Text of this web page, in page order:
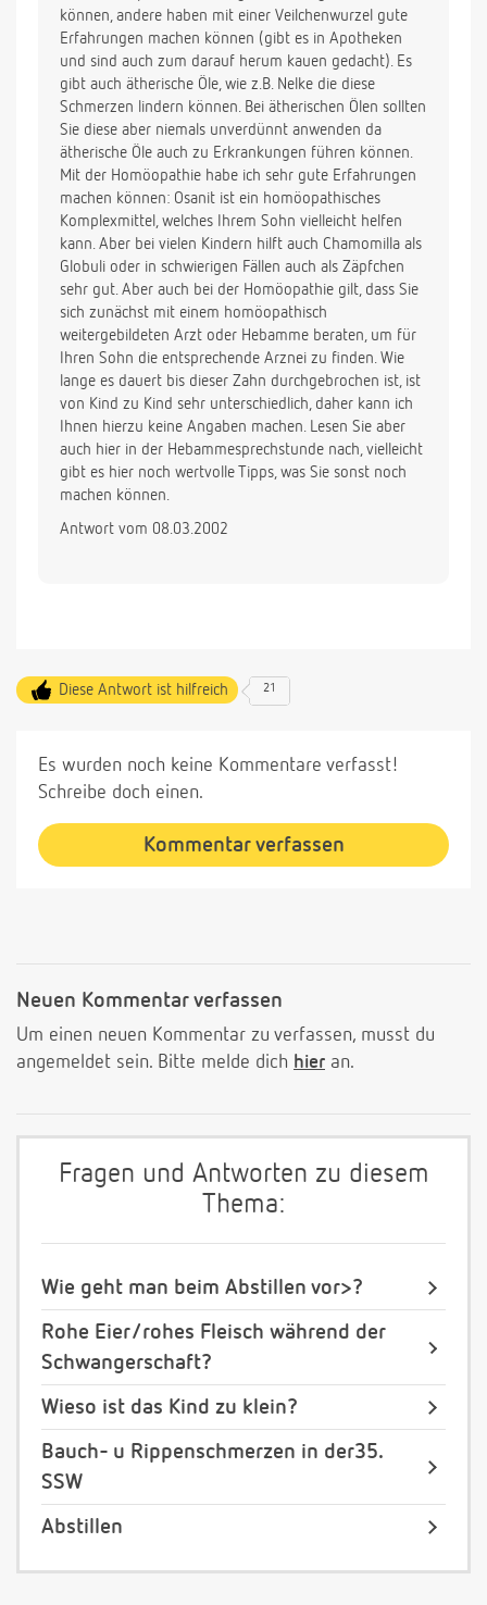
können, andere haben mit einer Veilchenwurzel gute
Erfahrungen machen können (gibt es in Apotheken
und sind auch zum darauf herum kauen gedacht). Es
gibt auch ätherische Öle, wie z.B. Nelke die diese
Schmerzen lindern können. Bei ätherischen Ölen sollten
Sie diese aber niemals unverdünnt anwenden da
ätherische Öle auch zu Erkrankungen führen können.
Mit der Homöopathie habe ich sehr gute Erfahrungen
machen können: Osanit ist ein homöopathisches
Komplexmittel, welches Ihrem Sohn vielleicht helfen
kann. Aber bei vielen Kindern hilft auch Chamomilla als
Globuli oder in schwierigen Fällen auch als Zäpfchen
sehr gut. Aber auch bei der Homöopathie gilt, dass Sie
sich zunächst mit einem homöopathisch
weitergebildeten Arzt oder Hebamme beraten, um für
Ihren Sohn die entsprechende Arznei zu finden. Wie
lange es dauert bis dieser Zahn durchgebrochen ist, ist
von Kind zu Kind sehr unterschiedlich, daher kann ich
Ihnen hierzu keine Angaben machen. Lesen Sie aber
auch hier in der Hebammesprechstunde nach, vielleicht
gibt es hier noch wertvolle Tipps, was Sie sonst noch
machen können.
Antwort vom 08.03.2002
Diese Antwort ist hilfreich 21
Es wurden noch keine Kommentare verfasst!
Schreibe doch einen.
Kommentar verfassen
Neuen Kommentar verfassen
Um einen neuen Kommentar zu verfassen, musst du
angemeldet sein. Bitte melde dich hier an.
Fragen und Antworten zu diesem
Thema:
Wie geht man beim Abstillen vor>?
Rohe Eier/rohes Fleisch während der
Schwangerschaft?
Wieso ist das Kind zu klein?
Bauch- u Rippenschmerzen in der35.
SSW
Abstillen